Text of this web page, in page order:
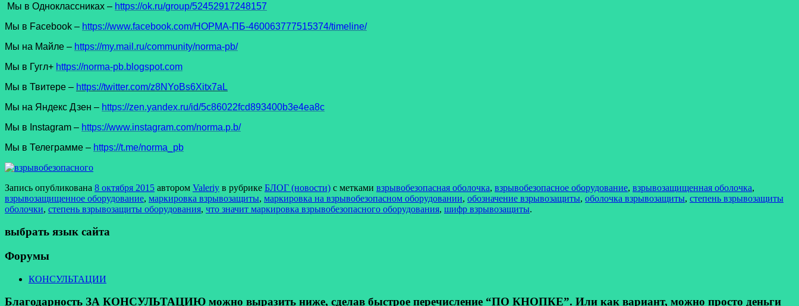
Мы в Одноклассниках – https://ok.ru/group/52452917248157
Мы в Facеbook – https://www.facebook.com/НОРМА-ПБ-460063777515374/timeline/
Мы на Майле – https://my.mail.ru/community/norma-pb/
Мы в Гугл+ https://norma-pb.blogspot.com
Мы в Твитере – https://twitter.com/z8NYoBs6Xitx7aL
Мы на Яндекс Дзен – https://zen.yandex.ru/id/5c86022fcd893400b3e4ea8c
Мы в Instagram – https://www.instagram.com/norma.p.b/
Мы в Телеграмме – https://t.me/norma_pb
Запись опубликована 8 октября 2015 автором Valeriy в рубрике БЛОГ (новости) с метками взрывобезопасная оболочка, взрывобезопасное оборудование, взрывозащищенная оболочка,
взрывозащищенное оборудование, маркировка взрывозащиты, маркировка на взрывобезопасном оборудовании, обозначение взрывозащиты, оболочка взрывозащиты, степень взрывозащиты
оболочки, степень взрывозащиты оборудования, что значит маркировка взрывобезопасного оборудования, шифр взрывозащиты.
выбрать язык сайта
Форумы
КОНСУЛЬТАЦИИ
Благодарность ЗА КОНСУЛЬТАЦИЮ можно выразить ниже, сделав быстрое перечисление “ПО КНОПКЕ”. Или как вариант, можно просто деньги